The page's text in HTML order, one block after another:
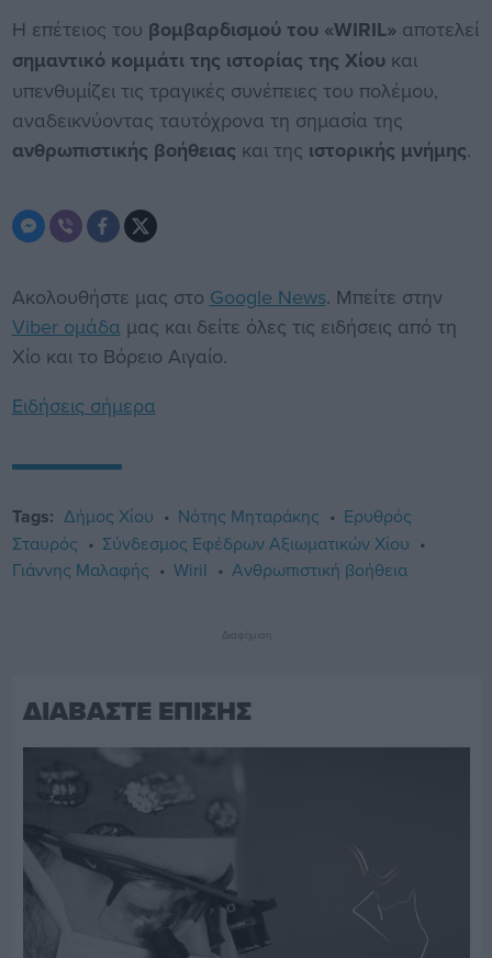
Η επέτειος του βομβαρδισμού του «WIRIL»αποτελεί
σημαντικό κομμάτι της ιστορίας της Χίουκαι
υπενθυμίζει τις τραγικές συνέπειες του πολέμου,
αναδεικνύοντας ταυτόχρονα τη σημασία της
ανθρωπιστικής βοήθειας και της ιστορικής μνήμης.
Ακολουθήστε μας στο Google News. Μπείτε στην
Viber ομάδα μας και δείτε όλες τις ειδήσεις από τη
Χίο και το Βόρειο Αιγαίο.
Ειδήσεις σήμερα
Tags: Δήμος Χίου Νότης Μηταράκης
Ερυθρός
Σταυρός
Σύνδεσμος Εφέδρων Αξιωματικών Χίου
Γιάννης Μαλαφής
Wiril Ανθρωπιστική βοήθεια
Διαφήμιση
ΔΙΑΒΑΣΤΕ ΕΠΙΣΗΣ